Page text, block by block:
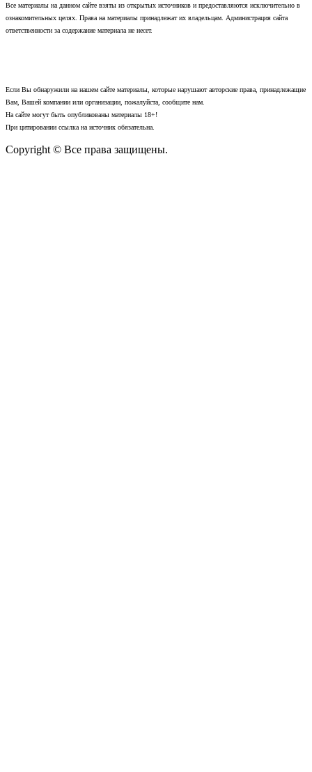
Все материалы на данном сайте взяты из открытых источников и предоставляются исключительно в
ознакомительных целях. Права на материалы принадлежат их владельцам. Администрация сайта
ответственности за содержание материала не несет.
Если Вы обнаружили на нашем сайте материалы, которые нарушают авторские права, принадлежащие
Вам, Вашей компании или организации, пожалуйста, сообщите нам.
На сайте могут быть опубликованы материалы 18+!
При цитировании ссылка на источник обязательна.
Copyright © Все права защищены.